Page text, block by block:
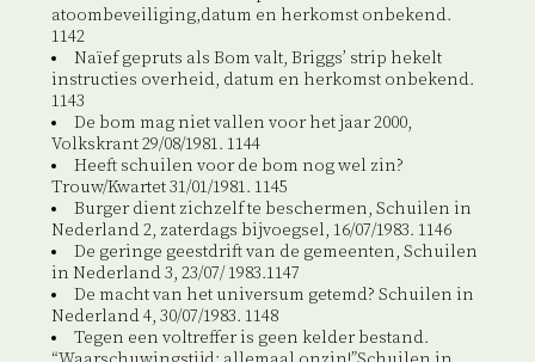
atoombeveiliging,datum en herkomst onbekend.
1142
Naïef gepruts als Bom valt, Briggs’ strip hekelt
instructies overheid, datum en herkomst onbekend.
1143
De bom mag niet vallen voor het jaar 2000,
Volkskrant 29/08/1981. 1144
Heeft schuilen voor de bom nog wel zin?
Trouw/Kwartet 31/01/1981. 1145
Burger dient zichzelf te beschermen, Schuilen in
Nederland 2, zaterdags bijvoegsel, 16/07/1983. 1146
De geringe geestdrift van de gemeenten, Schuilen
in Nederland 3, 23/07/ 1983.1147
De macht van het universum getemd? Schuilen in
Nederland 4, 30/07/1983. 1148
Tegen een voltreffer is geen kelder bestand.